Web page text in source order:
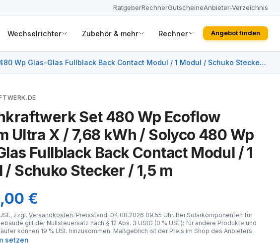
RatgeberRechnerGutscheineAnbieter-Verzeichnis
Wechselrichter Zubehör & mehr Rechner Angebot finden
Wp Glas-Glas Fullblack Back Contact Modul / 1 Modul / Schuko Stecker /
Set 480 Wp Ecoflow
Ultra X / 7,68 kWh / Solyco 480 Wp
Fullblack Back Contact Modul / 1
/ Schuko Stecker / 1,5 m
€
zzgl. Versandkosten. Preisstand: 04.08.2026 09:55 Uhr. Bei Solarkomponenten für
gilt der Nullsteuersatz nach § 12 Abs. 3 UStG (0 % USt.); für andere Produkte und
können 19 % USt. hinzukommen. Maßgeblich ist der Preis im Shop des Anbieters.
setzen